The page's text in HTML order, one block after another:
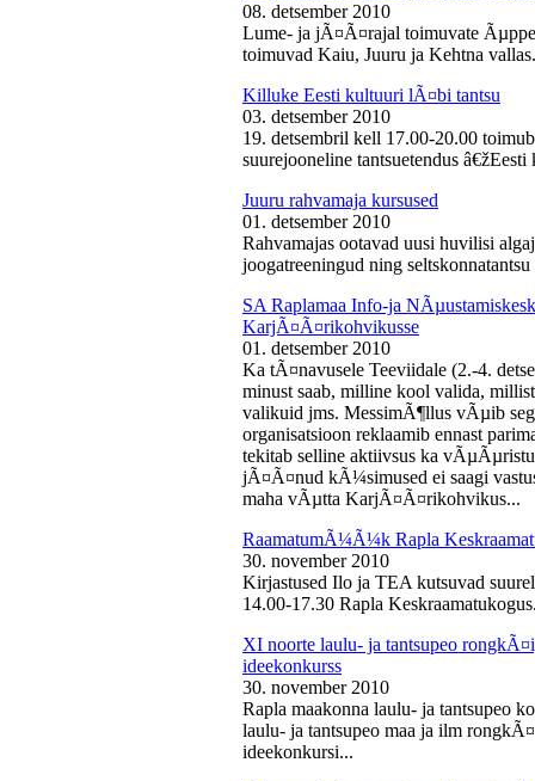
08. detsember 2010
Lume- ja jÃ¤Ã¤rajal toimuvate
toimuvad Kaiu, Juuru ja Kehtna
Killuke Eesti kultuuri lÃ¤bi tantsu
03. detsember 2010
19. detsembril kell 17.00-20.00
suurejooneline tantsuetendus
Juuru rahvamaja kursused
01. detsember 2010
Rahvamajas ootavad uusi huvilisi
joogatreeningud ning seltskonnatantsu
SA Raplamaa Info-ja
KarjÃ¤Ã¤rikohvikusse
01. detsember 2010
Ka tÃ¤navusele Teeviidale (2.-4.
minust saab, milline kool valida,
valikuid jms. MessimÃ¶llus vÃµib
organisatsioon reklaamib ennast
tekitab selline aktiivsus ka
jÃ¤Ã¤nud kÃ¼simused ei saagi
maha vÃµtta KarjÃ¤Ã¤rikohvikus...
RaamatumÃ¼Ã¼k Rapla
30. november 2010
Kirjastused Ilo ja TEA kutsuvad
14.00-17.30 Rapla
XI noorte laulu- ja tantsupeo
ideekonkurss
30. november 2010
Rapla maakonna laulu- ja tantsupeo
laulu- ja tantsupeo maa ja ilm
ideekonkursi...